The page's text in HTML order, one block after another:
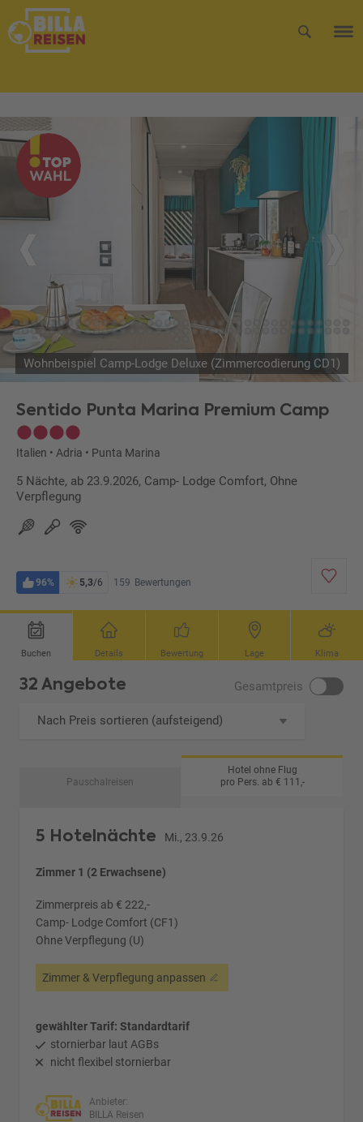
Wohnbeispiel Camp-Lodge Deluxe (Zimmercodierung CD1)
Sentido Punta Marina Premium Camp
Italien • Adria • Punta Marina
5 Nächte, ab 23.9.2026, Camp- Lodge Comfort, Ohne
Verpflegung
96% 5,3/6 159 Bewertungen
Buchen Details Bewertung Lage Klima
32 Angebote Gesamtpreis
Nach Preis sortieren (aufsteigend)
Pauschalreisen
Hotel ohne Flug
pro Pers. ab € 111,-
5 Hotelnächte Mi., 23.9.26
Zimmer 1 (2 Erwachsene)
Zimmerpreis ab € 222,-
Camp- Lodge Comfort (CF1)
Ohne Verpflegung (U)
Zimmer & Verpflegung anpassen
gewählter Tarif: Standardtarif
stornierbar laut AGBs
nicht flexibel stornierbar
Anbieter:
BILLA Reisen